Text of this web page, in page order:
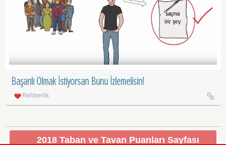
Başarılı Olmak İstiyorsan Bunu İzlemelisin!
Rehberlik
2018 Taban ve Tavan Puanları Sayfası